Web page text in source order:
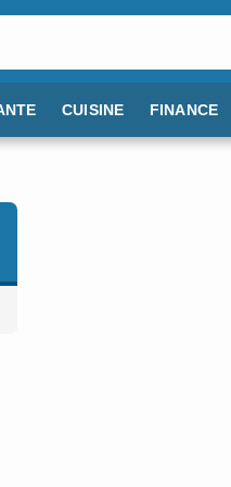
CUISINE FINANCE